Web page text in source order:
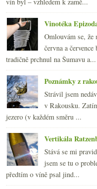
Vinotéka
Omlouvám se, že
června a
tradičně prchnul na Šumavu a...
Poznámky z
Strávil jsem
v Rakousku.
jezero (v každém směru ...
Vertikála
Stává se mi
jsem se tu o
předtím o víně psal jind...